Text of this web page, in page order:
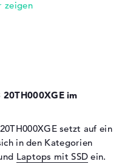
GB
Laufwerk
20TH000XGE im
setzt auf ein
in den Kategorien
Laptops mit SSD ein.